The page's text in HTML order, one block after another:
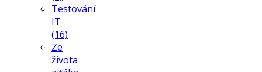
Testování
IT
(16)
Ze
života